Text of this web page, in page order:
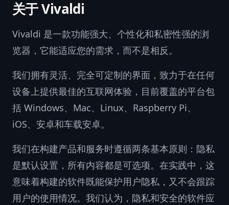
关于 Vivaldi
Vivaldi 是一款功能强大、个性化和私密性强的浏
览器，它能适应您的需求，而不是相反。
我们拥有灵活、完全可定制的界面，致力于在任何
设备上提供最佳的互联网体验，目前覆盖的平台包
括 Windows、Mac、Linux、Raspberry Pi、
iOS、安卓和车载安卓。
我们在构建产品和服务时遵循两条基本原则：隐私
是默认设置，所有内容都是可选项。在实践中，这
意味着构建的软件既能保护用户隐私，又不会跟踪
用户的使用情况。我们认为，隐私和安全的软件应